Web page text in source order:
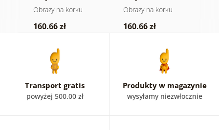
drewnianym tle
Obrazy na korku
160.66 zł
Obrazy na korku
160.66 zł
Transport gratis
powyżej 500.00 zł
Produkty w magazynie
wysyłamy niezwłocznie